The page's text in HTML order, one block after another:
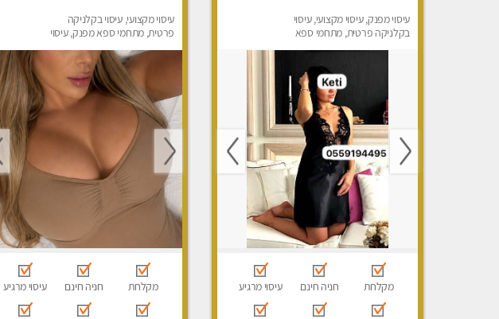
עיסוי מפנק, עיסוי מקצועי, עיסוי
בקלניקה פרטית, מתחמי ספא
מקלחת חניה חינם עיסוי מרגיע
עיסוי מקצועי, עיסוי בקלניקה
פרטית, מתחמי ספא מפנק, עיסוי
מקלחת חניה חינם עיסוי מרגיע